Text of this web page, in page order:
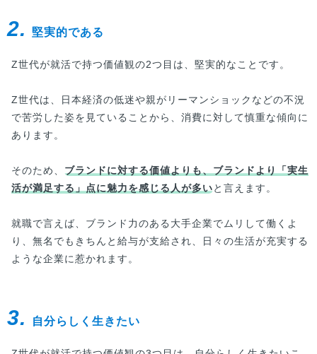
2. 堅実的である
Z世代が就活で持つ価値観の2つ目は、堅実的なことです。
Z世代は、日本経済の低迷や親がリーマンショックなどの不況
で苦労した姿を見ていることから、消費に対して慎重な傾向に
あります。
そのため、 ブランドに対する価値よりも、ブランドより「実生
活が満足する」点に魅力を感じる人が多いと言えます。
就職で言えば、ブランド力のある大手企業でムリして働くよ
り、無名でもきちんと給与が支給され、日々の生活が充実する
ような企業に惹かれます。
3. 自分らしく生きたい